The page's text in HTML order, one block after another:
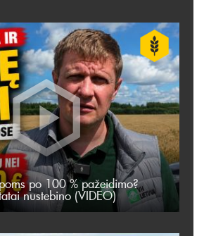
po 100 % pažeidimo?
nustebino (VIDEO)